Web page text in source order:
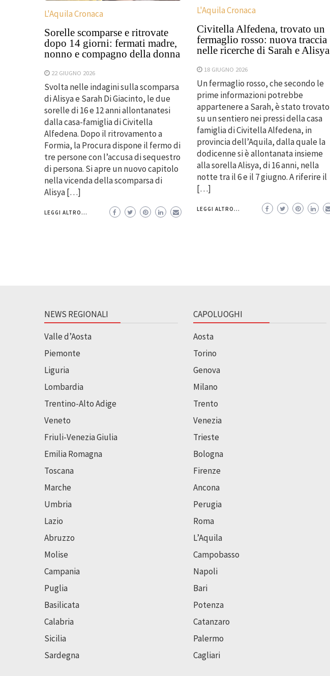
L'Aquila Cronaca
Sorelle scomparse e ritrovate
dopo 14 giorni: fermati madre,
nonno e compagno della donna
22 GIUGNO 2026
Svolta nelle indagini sulla scomparsa
di Alisya e Sarah Di Giacinto, le due
sorelle di 16 e 12 anni allontanatesi
dalla casa-famiglia di Civitella
Alfedena. Dopo il ritrovamento a
Formia, la Procura dispone il fermo di
tre persone con l’accusa di sequestro
di persona. Si apre un nuovo capitolo
nella vicenda della scomparsa di
Alisya […]
LEGGI ALTRO...
L'Aquila Cronaca
Civitella Alfedena, trovato un
fermaglio rosso: nuova traccia
nelle ricerche di Sarah e Alisya
18 GIUGNO 2026
Un fermaglio rosso, che secondo le
prime informazioni potrebbe
appartenere a Sarah, è stato trovato
su un sentiero nei pressi della casa
famiglia di Civitella Alfedena, in
provincia dell’Aquila, dalla quale la
dodicenne si è allontanata insieme
alla sorella Alisya, di 16 anni, nella
notte tra il 6 e il 7 giugno. A riferire il
[…]
LEGGI ALTRO...
NEWS REGIONALI
Valle d’Aosta
Piemonte
Liguria
Lombardia
Trentino-Alto Adige
Veneto
Friuli-Venezia Giulia
Emilia Romagna
Toscana
Marche
Umbria
Lazio
Abruzzo
Molise
Campania
Puglia
Basilicata
Calabria
Sicilia
Sardegna
CAPOLUOGHI
Aosta
Torino
Genova
Milano
Trento
Venezia
Trieste
Bologna
Firenze
Ancona
Perugia
Roma
L’Aquila
Campobasso
Napoli
Bari
Potenza
Catanzaro
Palermo
Cagliari